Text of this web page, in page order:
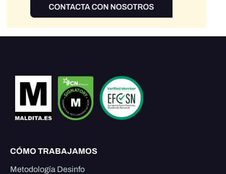
CÓMO TRABAJAMOS
Metodología Desinfo